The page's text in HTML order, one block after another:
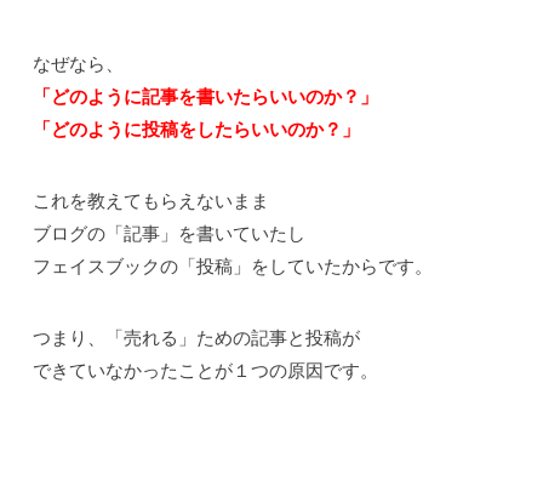
なぜなら、
「どのように記事を書いたらいいのか？」
「どのように投稿をしたらいいのか？」
これを教えてもらえないまま
ブログの「記事」を書いていたし
フェイスブックの「投稿」をしていたからです。
つまり、「売れる」ための記事と投稿が
できていなかったことが１つの原因です。